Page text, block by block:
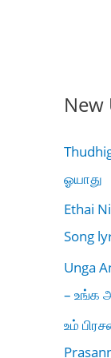
New
ஓயாது
Ethai
Song
Unga
– உங்க
உம்